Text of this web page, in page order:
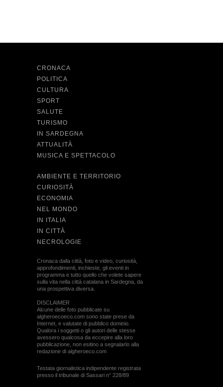
CRONACA
POLITICA
CULTURA
SPORT
SALUTE
TURISMO
IN SARDEGNA
ATTUALITÀ
MUSICA E SPETTACOLO
AMBIENTE E TERRITORIO
CURIOSITÀ
ECONOMIA
NEL MONDO
IN ITALIA
IN CITTÀ
NECROLOGIE
Cronaca dalla città, foto e video, curiosità,
approfondimenti, inchieste, gli eventi in
programma e tutto quello che volete sapere
sulla vita nella città catalana in Sardegna, da
una prospettiva diversa.
DISCLAIMER
Alcune delle foto pubblicate su
algheroecoeco.com sono state prese da
Internet, e valutate di pubblico dominio.
Qualora i soggetti o gli autori delle stesse
avessero qualcosa da eccepire alla loro
pubblicazione, non esitino a segnalarlo alla
redazione di algheroeco.com
Testata giornalistica indipendente registrata
presso il tribunale di Sassari n° 228/89